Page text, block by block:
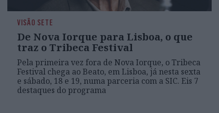
VISÃO SETE
De Nova Iorque para Lisboa, o que
traz o Tribeca Festival
Pela primeira vez fora de Nova Iorque, o Tribeca
Festival chega ao Beato, em Lisboa, já nesta sexta
e sábado, 18 e 19, numa parceria com a SIC. Eis 7
destaques do programa